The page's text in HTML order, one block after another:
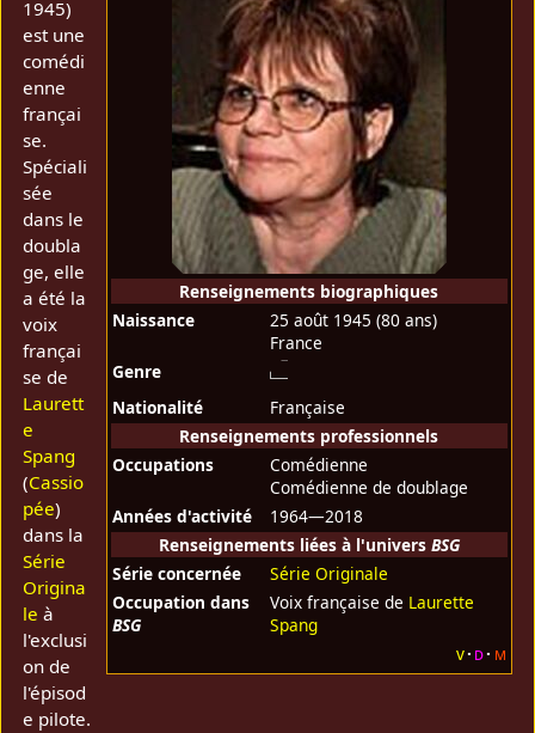
Renseignements biographiques
Naissance
25 août 1945 (80 ans)
France
Genre
Nationalité
Française
Renseignements professionnels
Occupations
Comédienne
Comédienne de doublage
Années d'activité
1964—2018
Renseignements liées à l'univers BSG
Série concernée
Série Originale
Occupation dans
BSG
Voix française de Laurette
Spang
v d m
1945)
est une
comédi
enne
françai
se.
Spéciali
sée
dans le
doubla
ge, elle
a été la
voix
françai
se de
Laurett
e
Spang
(Cassio
pée)
dans la
Série
Origina
le à
l'exclusi
on de
l'épisod
e pilote.